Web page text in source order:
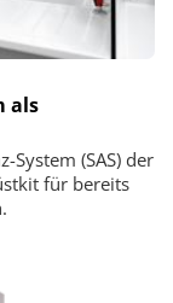
als
System (SAS) der
für bereits